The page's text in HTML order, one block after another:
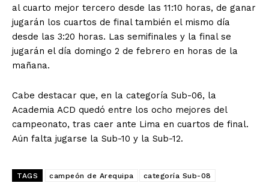
al cuarto mejor tercero desde las 11:10 horas, de ganar
jugarán los cuartos de final también el mismo día
desde las 3:20 horas. Las semifinales y la final se
jugarán el día domingo 2 de febrero en horas de la
mañana.
Cabe destacar que, en la categoría Sub-06, la
Academia ACD quedó entre los ocho mejores del
campeonato, tras caer ante Lima en cuartos de final.
Aún falta jugarse la Sub-10 y la Sub-12.
TAGS campeón de Arequipa
categoría Sub-08